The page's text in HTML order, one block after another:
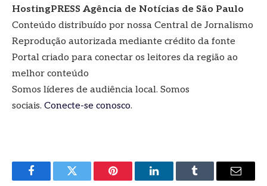
HostingPRESS Agência de Notícias de São Paulo
Conteúdo distribuído por nossa Central de Jornalismo
Reprodução autorizada mediante crédito da fonte
Portal criado para conectar os leitores da região ao
melhor conteúdo
Somos líderes de audiência local. Somos
sociais. Conecte-se conosco.
FacebookTwitter Pinterest LinkedInTumblr
E-